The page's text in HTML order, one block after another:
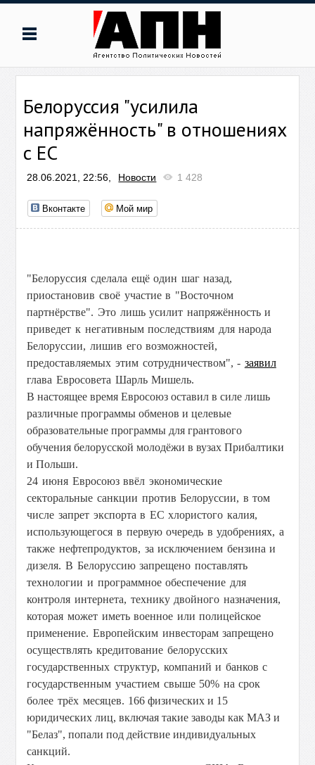
Белоруссия "усилила
напряжённость" в отношениях
с ЕС
28.06.2021, 22:56, Новости 1 428
Вконтакте Мой мир
"Белоруссия сделала ещё один шаг назад,
приостановив своё участие в "Восточном
партнёрстве". Это лишь усилит напряжённость и
приведет к негативным последствиям для народа
Белоруссии, лишив его возможностей,
предоставляемых этим сотрудничеством", - заявил
глава Евросовета Шарль Мишель.
В настоящее время Евросоюз оставил в силе лишь
различные программы обменов и целевые
образовательные программы для грантового
обучения белорусской молодёжи в вузах Прибалтики
и Польши.
24 июня Евросоюз ввёл экономические
секторальные санкции против Белоруссии, в том
числе запрет экспорта в ЕС хлористого калия,
использующегося в первую очередь в удобрениях, а
также нефтепродуктов, за исключением бензина и
дизеля. В Белоруссию запрещено поставлять
технологии и программное обеспечение для
контроля интернета, технику двойного назначения,
которая может иметь военное или полицейское
применение. Европейским инвесторам запрещено
осуществлять кредитование белорусских
государственных структур, компаний и банков с
государственным участием свыше 50% на срок
более трёх месяцев. 166 физических и 15
юридических лиц, включая такие заводы как МАЗ и
"Белаз", попали под действие индивидуальных
санкций.